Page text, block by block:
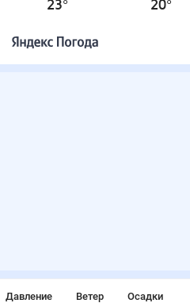
23° 20°
Давление Ветер Осадки